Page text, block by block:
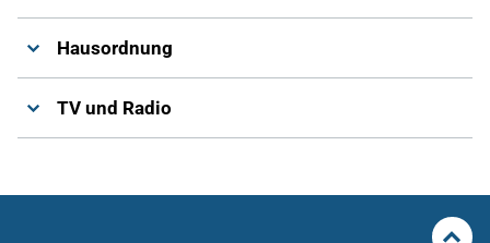
Hausordnung
TV und Radio